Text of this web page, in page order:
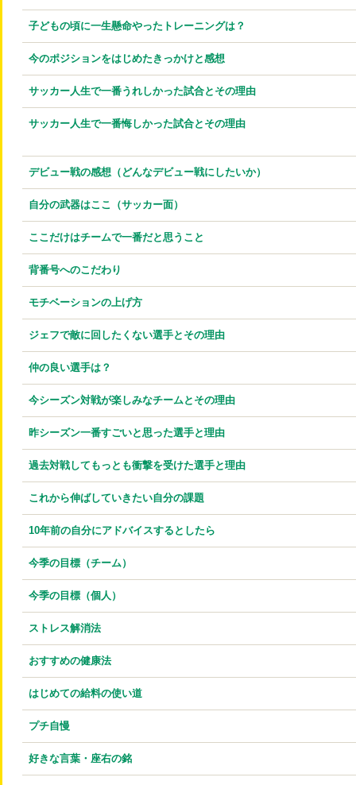
子どもの頃に一生懸命やったトレーニングは？
今のポジションをはじめたきっかけと感想
サッカー人生で一番うれしかった試合とその理由
サッカー人生で一番悔しかった試合とその理由
デビュー戦の感想（どんなデビュー戦にしたいか）
自分の武器はここ（サッカー面）
ここだけはチームで一番だと思うこと
背番号へのこだわり
モチベーションの上げ方
ジェフで敵に回したくない選手とその理由
仲の良い選手は？
今シーズン対戦が楽しみなチームとその理由
昨シーズン一番すごいと思った選手と理由
過去対戦してもっとも衝撃を受けた選手と理由
これから伸ばしていきたい自分の課題
10年前の自分にアドバイスするとしたら
今季の目標（チーム）
今季の目標（個人）
ストレス解消法
おすすめの健康法
はじめての給料の使い道
プチ自慢
好きな言葉・座右の銘